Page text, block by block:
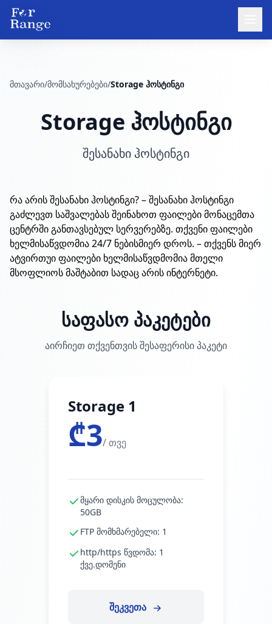
მთავარი/მომსახურებები/Storage ჰოსტინგი
Storage ჰოსტინგი
შესანახი ჰოსტინგი
რა არის შესანახი ჰოსტინგი? – შესანახი ჰოსტინგი
გაძლევთ საშვალებას შეინახოთ ფაილები მონაცემთა
ცენტრში განთავსებულ სერვერებზე. თქვენი ფაილები
ხელმისაწვდომია 24/7 ნებისმიერ დროს. – თქვენს მიერ
ატვირთუი ფაილები ხელმისაწვდმომია მთელი
მსოფლიოს მაშტაბით სადაც არის ინტერნეტი.
საფასო პაკეტები
აირჩიეთ თქვენთვის შესაფერისი პაკეტი
Storage 1
₾3/ თვე
მყარი დისკის მოცულობა:
50GB
FTP მომხმარებელი: 1
http/https წვდომა: 1
ქვე.დომენი
შეკვეთა